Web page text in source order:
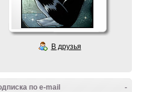
В друзья
-
по e-mail